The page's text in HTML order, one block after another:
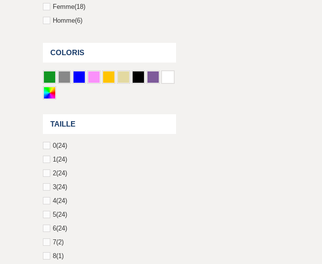
Femme(18)
Homme(6)
COLORIS
TAILLE
0(24)
1(24)
2(24)
3(24)
4(24)
5(24)
6(24)
7(2)
8(1)